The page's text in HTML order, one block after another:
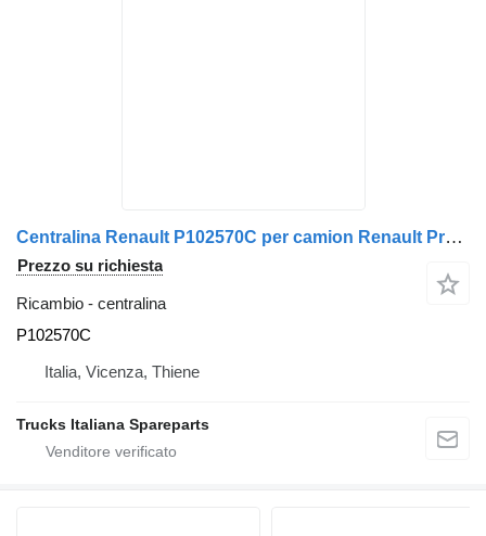
Centralina Renault P102570C per camion Renault Premium 1996>2005
Prezzo su richiesta
Ricambio - centralina
P102570C
Italia, Vicenza, Thiene
Trucks Italiana Spareparts